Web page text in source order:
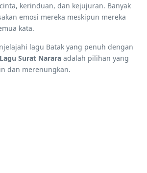
kerinduan, dan kejujuran. Banyak
emosi mereka meskipun mereka
kata.
lagu Batak yang penuh dengan
Lagu Surat Narara adalah pilihan yang
dan merenungkan.